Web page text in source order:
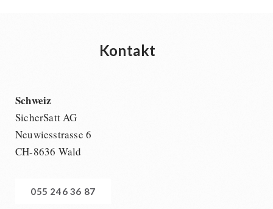
Kontakt
Schweiz
SicherSatt AG
Neuwiesstrasse 6
CH-8636 Wald
055 246 36 87